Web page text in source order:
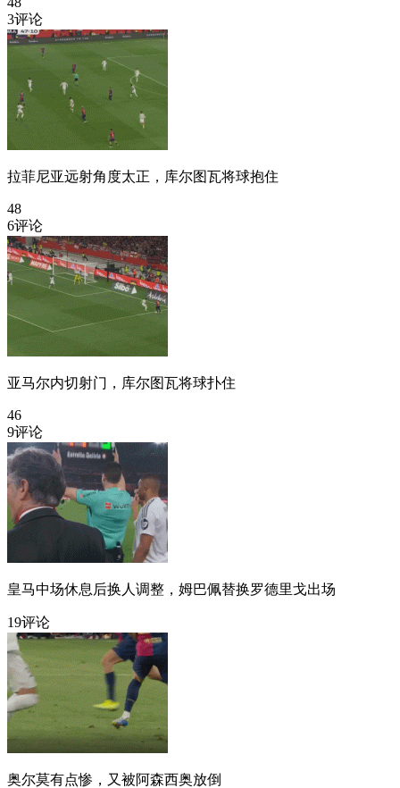
3评论
拉菲尼亚远射角度太正，库尔图瓦将球抱住
48
6评论
亚马尔内切射门，库尔图瓦将球扑住
46
9评论
皇马中场休息后换人调整，姆巴佩替换罗德里戈出场
19评论
奥尔莫有点惨，又被阿森西奥放倒